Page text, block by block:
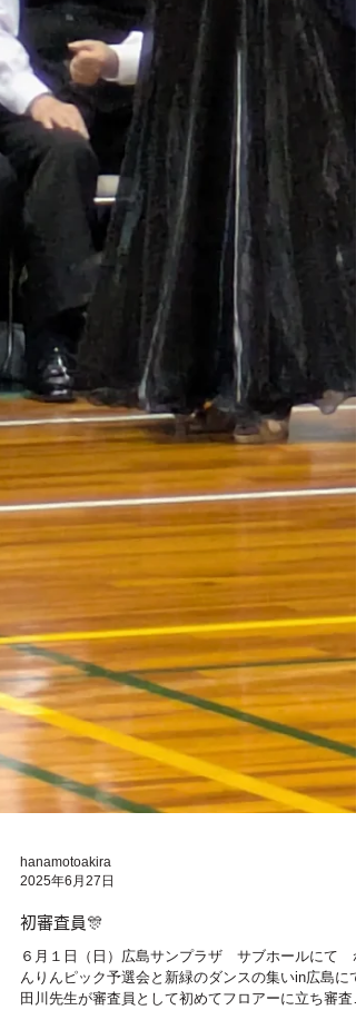
2025年6月27日
初審査員🎊
６月１日（日）広島サンプラザ サブホールにて